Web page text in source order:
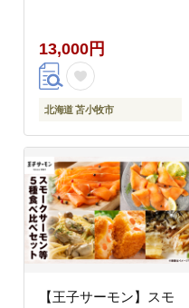
13,000円
北海道 苫小牧市
【王子サーモン】スモ